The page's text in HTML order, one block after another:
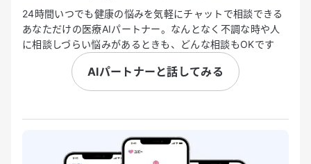
24時間いつでも健康の悩みを気軽にチャットで相談できる
あなただけの医療AIパートナー。なんとなく不調な時や人
に相談しづらい悩みがあるときも、どんな相談もOKです
AIパートナーと話してみる